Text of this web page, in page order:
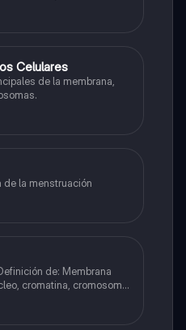
Celulares
de la membrana,
la menstruación
cromatina, cromosoma